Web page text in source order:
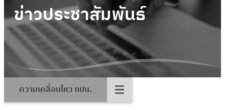
ข่าวประชาสัมพันธ์
ความเคลื่อนไหว กปน.